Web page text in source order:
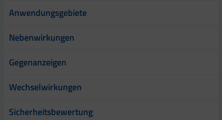
Anwendungsgebiete
Nebenwirkungen
Gegenanzeigen
Wechselwirkungen
Sicherheitsbewertung